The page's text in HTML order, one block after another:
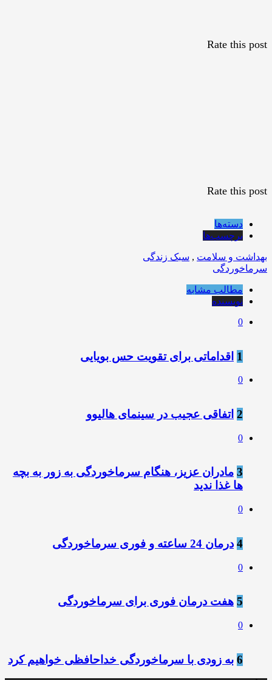
Rate this post
Rate this post
دسته‌ها
برچسب‌ها
بهداشت و سلامت , سبک زندگی
سرماخوردگی
مطالب مشابه
نویسنده
0
1 اقداماتی برای تقویت حس بویایی
0
2 اتفاقی عجیب در سینمای هالیوو
0
3 مادران عزیز، هنگام سرماخوردگی به زور به بچه
ها غذا ندید
0
4 درمان 24 ساعته و فوری سرماخوردگی
0
5 ️هفت درمان فوری برای سرماخوردگی
0
6 به زودی با سرماخوردگی خداحافظی خواهیم کرد